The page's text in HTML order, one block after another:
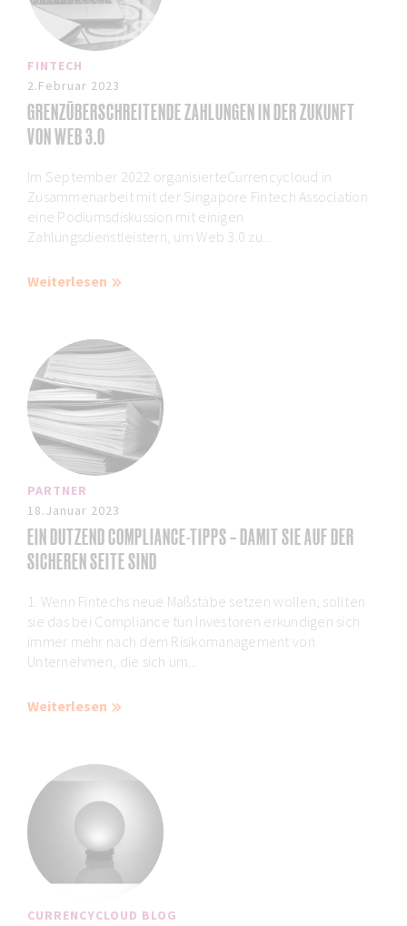
FINTECH
2.Februar 2023
GRENZÜBERSCHREITENDE ZAHLUNGEN IN DER ZUKUNFT
VON WEB 3.0
Im September 2022 organisierteCurrencycloud in
Zusammenarbeit mit der Singapore Fintech Association
eine Podiumsdiskussion mit einigen
Zahlungsdienstleistern, um Web 3.0 zu...
Weiterlesen
PARTNER
18.Januar 2023
EIN DUTZEND COMPLIANCE-TIPPS – DAMIT SIE AUF DER
SICHEREN SEITE SIND
1. Wenn Fintechs neue Maßstäbe setzen wollen, sollten
sie das bei Compliance tun Investoren erkundigen sich
immer mehr nach dem Risikomanagement von
Unternehmen, die sich um...
Weiterlesen
CURRENCYCLOUD BLOG